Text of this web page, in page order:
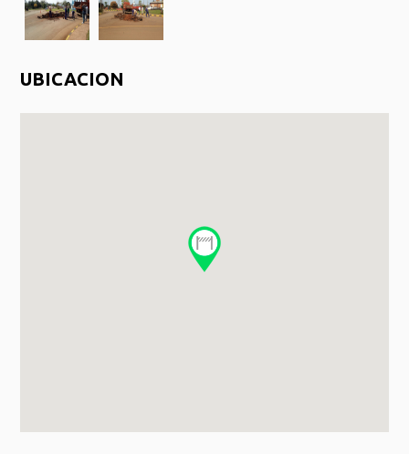
UBICACION